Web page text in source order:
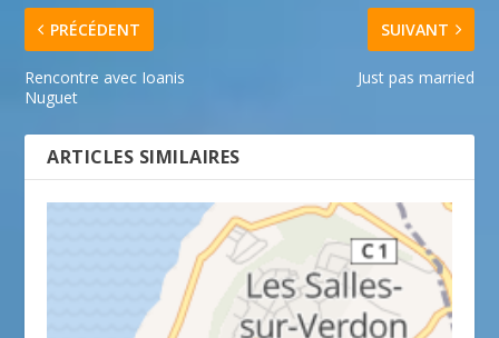
PRÉCÉDENT
Rencontre avec Ioanis
Nuguet
SUIVANT
Just pas married
ARTICLES SIMILAIRES